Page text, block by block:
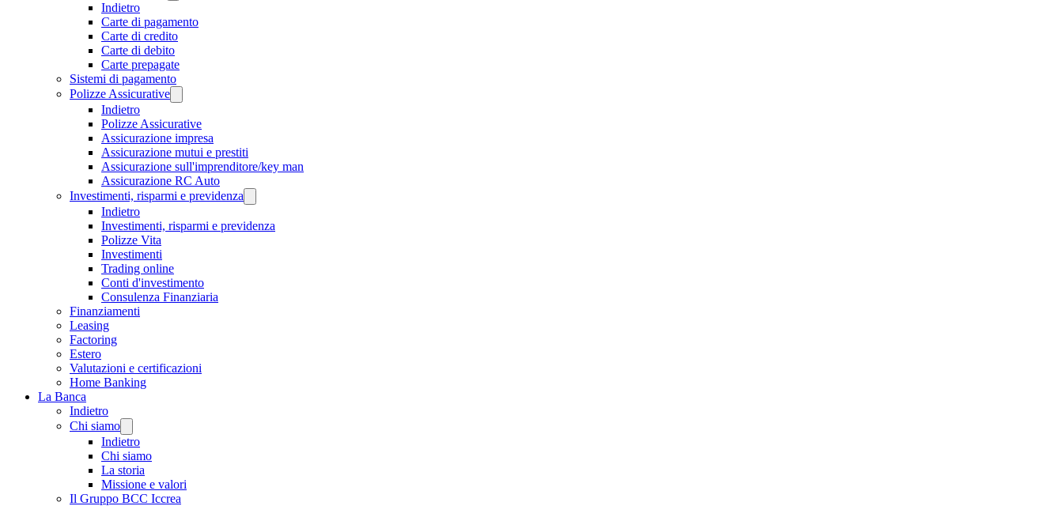
Indietro
Carte di pagamento
Carte di credito
Carte di debito
Carte prepagate
Sistemi di pagamento
Polizze Assicurative
Indietro
Polizze Assicurative
Assicurazione impresa
Assicurazione mutui e prestiti
Assicurazione sull'imprenditore/key man
Assicurazione RC Auto
Investimenti, risparmi e previdenza
Indietro
Investimenti, risparmi e previdenza
Polizze Vita
Investimenti
Trading online
Conti d'investimento
Consulenza Finanziaria
Finanziamenti
Leasing
Factoring
Estero
Valutazioni e certificazioni
Home Banking
La Banca
Indietro
Chi siamo
Indietro
Chi siamo
La storia
Missione e valori
Il Gruppo BCC Iccrea